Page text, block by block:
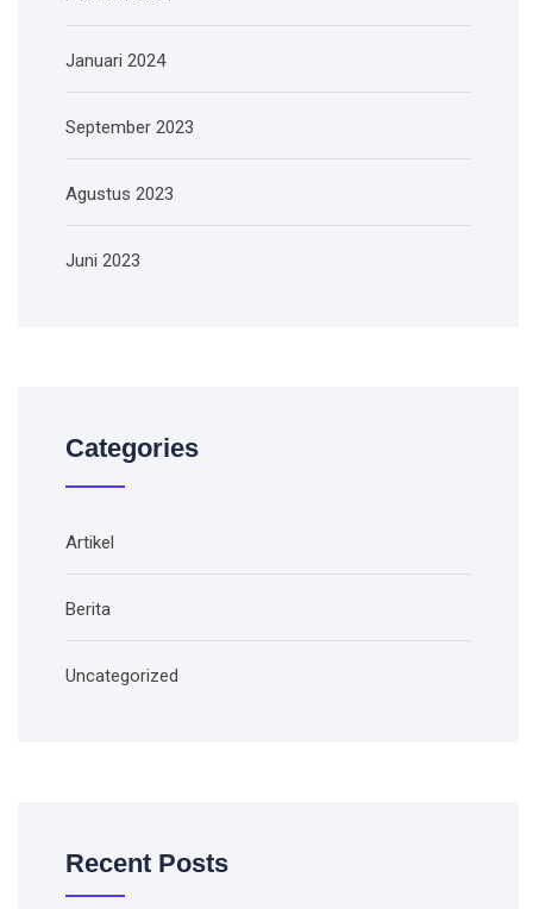
Januari 2024
September 2023
Agustus 2023
Juni 2023
Categories
Artikel
Berita
Uncategorized
Recent Posts